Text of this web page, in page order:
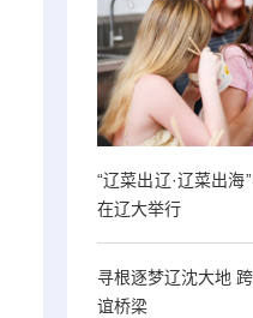
“辽菜出辽·辽菜出
在辽大举行
寻根逐梦辽沈大地
谊桥梁